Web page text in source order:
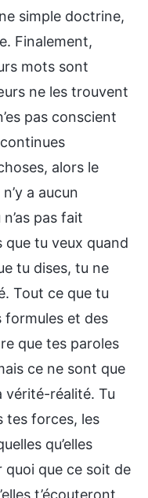
simple doctrine,
Finalement,
mots sont
ne les trouvent
pas conscient
alors le
a aucun
pas fait
que tu veux quand
tu dises, tu ne
Tout ce que tu
formules et des
que tes paroles
ce ne sont que
vérité-réalité. Tu
tes forces, les
qu’elles
quoi que ce soit de
t’écouteront,